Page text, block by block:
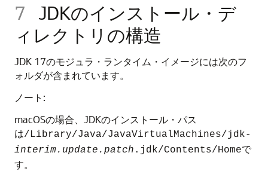
7 JDKのインストール・デ
ィレクトリの構造
JDK 17のモジュラ・ランタイム・イメージには次のフ
ォルダが含まれています。
ノート:
macOSの場合、JDKのインストール・パス
は/Library/Java/JavaVirtualMachines/jdk-
interim.update.patch .jdk/Contents/Homeで
す。